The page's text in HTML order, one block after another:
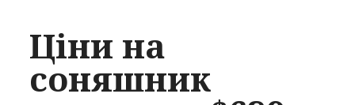
Ціни на
соняшник